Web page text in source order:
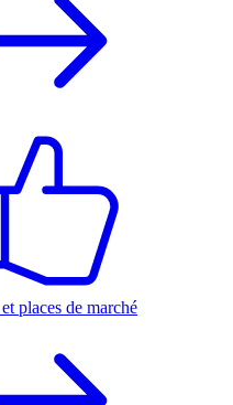
places de marché